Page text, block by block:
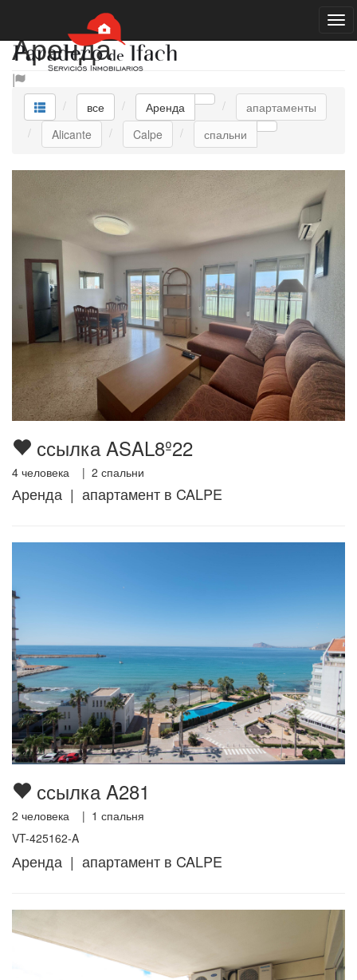
Аренда
все Аренда
апартаменты
Alicante
Calpe спальни
ссылка ASAL8º22
4 человека | 2 спальни
Аренда | апартамент в CALPE
ссылка A281
2 человека | 1 спальня
VT-425162-A
Аренда | апартамент в CALPE